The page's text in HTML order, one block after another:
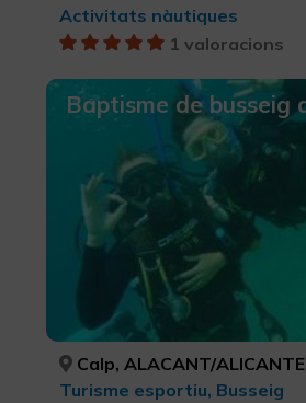
Activitats nàutiques
1 valoracions
Baptisme de busseig
Calp, ALACANT/ALICANTE
Turisme esportiu, Busseig